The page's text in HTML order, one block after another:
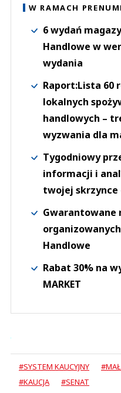
W RAMACH
6 wydań
Handlowe w
wydania
Raport:Lista 60
lokalnych
handlowych –
wyzwania dla
Tygodniowy
informacji i
twojej skrzynce
Gwarantowane
Handlowe
Rabat 30% na
MARKET
#SYSTEM KAUCYJNY
#KAUCJA
#SENAT